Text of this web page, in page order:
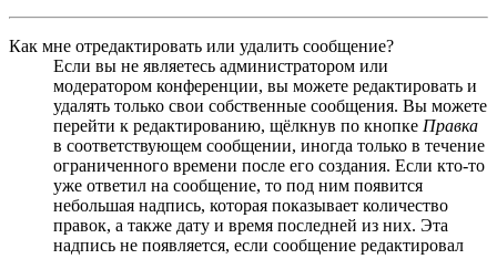
Как мне отредактировать или удалить сообщение?
Если вы не являетесь администратором или
модератором конференции, вы можете редактировать и
удалять только свои собственные сообщения. Вы можете
перейти к редактированию, щёлкнув по кнопке Правка
в соответствующем сообщении, иногда только в течение
ограниченного времени после его создания. Если кто-то
уже ответил на сообщение, то под ним появится
небольшая надпись, которая показывает количество
правок, а также дату и время последней из них. Эта
надпись не появляется, если сообщение редактировал